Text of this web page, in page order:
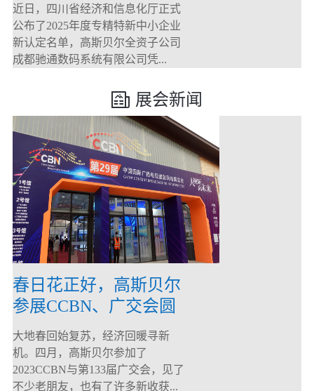
近日，四川省经济和信息化厅正式
公布了2025年度专精特新中小企业
新认定名单，高斯贝尔全资子公司
成都驰通数码系统有限公司凭...
展会新闻
春日花正好，高斯贝尔
参展CCBN、广交会圆
满落幕！
大地春回始复苏，经济回暖寻新
机。四月，高斯贝尔参加了
2023CCBN与第133届广交会，见了
不少老朋友，也有了许多新收获...